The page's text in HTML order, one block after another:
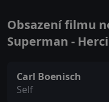
Obsazení filmu
Superman -
Carl Boenisch
Self